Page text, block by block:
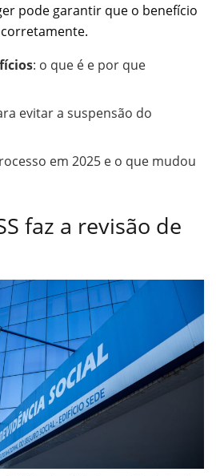
pode garantir que o benefício
: o que é e por que
evitar a suspensão do
em 2025 e o que mudou
faz a revisão de